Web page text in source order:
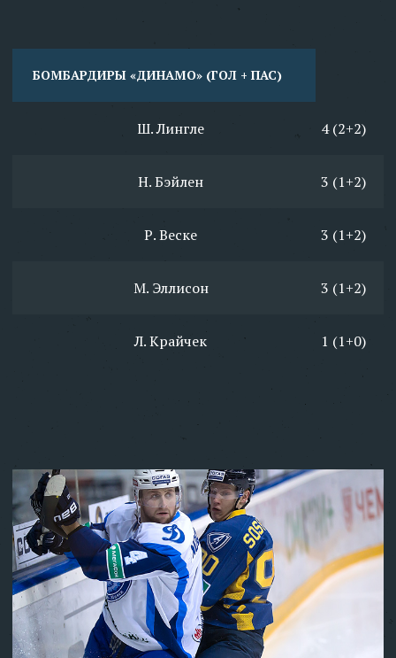
БОМБАРДИРЫ «ДИНАМО» (ГОЛ + ПАС)
Ш. Лингле 4 (2+2)
Н. Бэйлен 3 (1+2)
Р. Веске 3 (1+2)
М. Эллисон 3 (1+2)
Л. Крайчек 1 (1+0)